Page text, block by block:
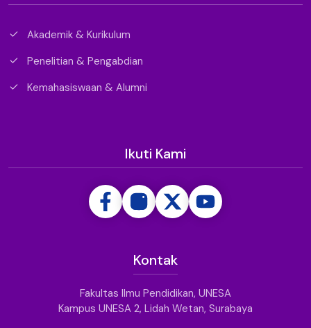
Akademik & Kurikulum
Penelitian & Pengabdian
Kemahasiswaan & Alumni
Ikuti Kami
Kontak
Fakultas Ilmu Pendidikan, UNESA
Kampus UNESA 2, Lidah Wetan, Surabaya